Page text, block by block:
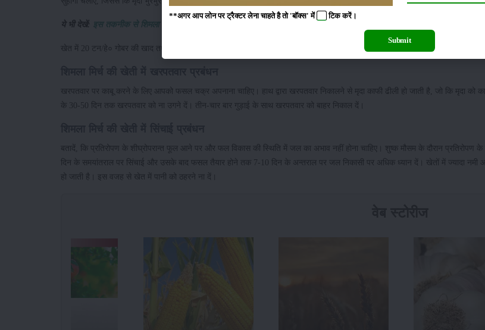
ये भी देखें: इस तकनीक से शिमला मिर्च की खेती कर किसान कमा रहा लाखों का मुनाफा
खेत में 20 टन/हे० गोबर की खाद तथा 2 टन/हे० बी.डी. कम्पोस्ट अथवा 15 टन/हे० वर्मी कम्पोस्ट तथा 2 टन/हे० बी.डी. कम्पोस्ट डालें।
खरपतवार पर काबू करने के लिए आपको फसल चक्र अपनाना चाहिए। हाथ द्वारा खरपतवार निकालने से मृदा काफी ढीली हो जाती है, जो कि मृदा को
के 30-50 दिन तक खरपतवार को ना उगने दें। तीन-चार बार गुड़ाई के साथ खरपतवार को बाहर निकाल दें।
बतादें, कि प्रतिरोपण के शीघ्रोपरान्त फूल आने पर और फल विकास की स्थिति में जल का अभाव नहीं होना चाहिए। शुष्क मौसम के दौरान प्रतिरोपण
दिन के समयांतराल पर सिंचाई और उसके बाद फसल तैयार होने तक 7-10 दिन के अन्तराल पर जल निकासी पर अधिक ध्यान दें। खेतों में ज्यादा
हो जाती है। इस वजह से खेत में पानी को ठहरने ना दें।
**अगर आप लोन पर ट्रैक्टर लेना चाहते है तो 'बॉक्स' में टिककरें।
Submit